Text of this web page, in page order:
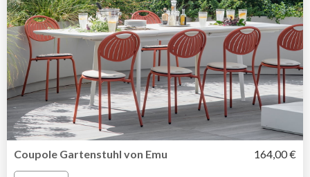
Coupole Gartenstuhl von Emu 164,00 €